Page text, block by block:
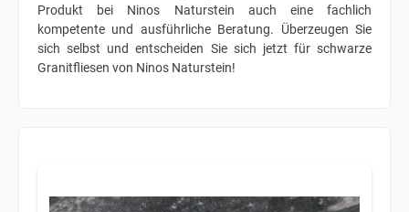
Produkt bei Ninos Naturstein auch eine fachlich
kompetente und ausführliche Beratung. Überzeugen Sie
sich selbst und entscheiden Sie sich jetzt für schwarze
Granitfliesen von Ninos Naturstein!